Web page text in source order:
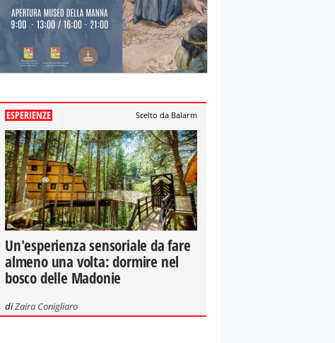
ESPERIENZE Scelto da Balarm
Un'esperienza sensoriale da fare
almeno una volta: dormire nel
bosco delle Madonie
diZaira Conigliaro